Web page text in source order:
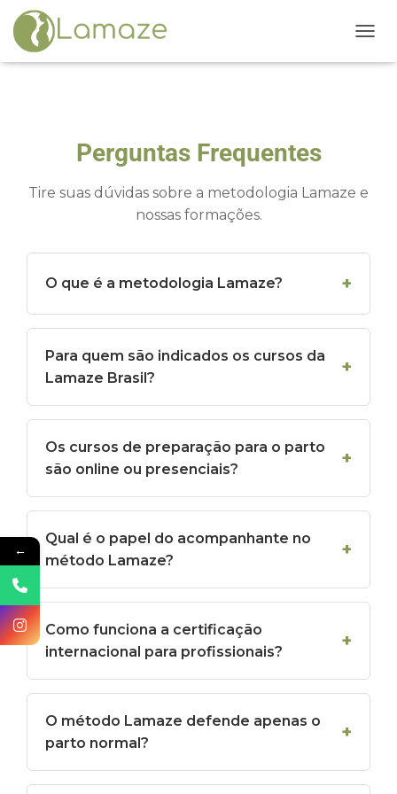
Perguntas Frequentes
Tire suas dúvidas sobre a metodologia Lamaze e
nossas formações.
O que é a metodologia Lamaze?
Para quem são indicados os cursos da
Lamaze Brasil?
Os cursos de preparação para o parto
são online ou presenciais?
Qual é o papel do acompanhante no
método Lamaze?
Como funciona a certificação
internacional para profissionais?
O método Lamaze defende apenas o
parto normal?
←